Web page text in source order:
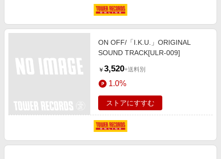
ON OFF/「I.K.U.」ORIGINAL
SOUND TRACK[ULR-009]
￥ 3,520+送料別
1.0%
ストアにすすむ